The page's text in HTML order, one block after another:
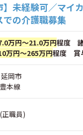
】未経験可／マイ
の介護職募集
万円～21.0万円程度
万円～265万円程度 賞
岡市
本線
職員)